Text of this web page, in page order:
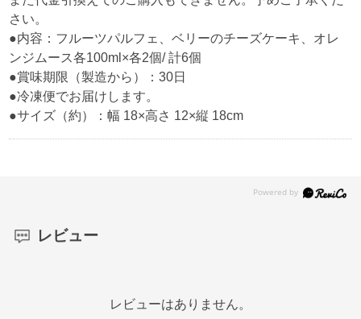
さい。
●内容：フルーツパルフェ、ベリーのチーズケーキ、オレ
ンジムース各100ml×各2個/ 計6個
●賞味期限（製造から）：30日
●冷凍便でお届けします。
●サイズ（約）：幅 18×高さ 12×縦 18cm
レビュー
レビューはありません。